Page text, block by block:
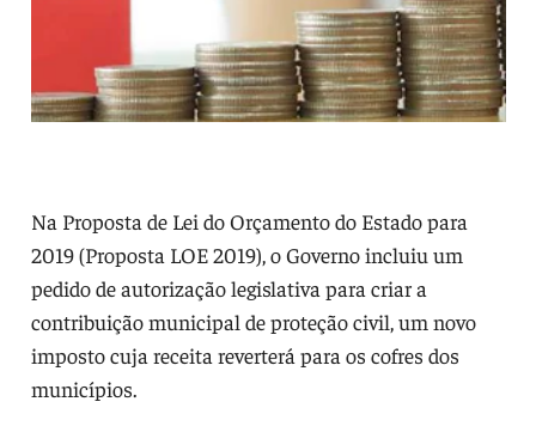
Na Proposta de Lei do Orçamento do Estado para
2019 (Proposta LOE 2019), o Governo incluiu um
pedido de autorização legislativa para criar a
contribuição municipal de proteção civil, um novo
imposto cuja receita reverterá para os cofres dos
municípios.